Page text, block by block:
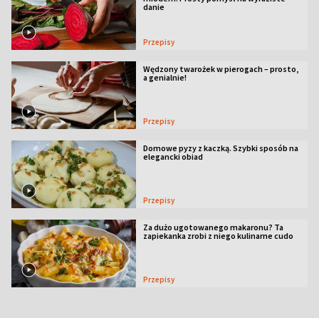
danie
Przepisy
Wędzony twarożek w pierogach – prosto,
a genialnie!
Przepisy
Domowe pyzy z kaczką. Szybki sposób na
elegancki obiad
Przepisy
Za dużo ugotowanego makaronu? Ta
zapiekanka zrobi z niego kulinarne cudo
Przepisy